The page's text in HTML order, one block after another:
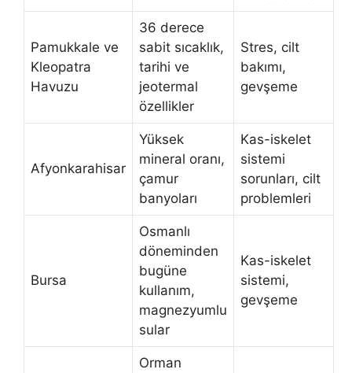
Pamukkale ve
Kleopatra
Havuzu
36 derece
sabit sıcaklık,
tarihi ve
jeotermal
özellikler
Stres, cilt
bakımı,
gevşeme
Afyonkarahisar
Yüksek
mineral oranı,
çamur
banyoları
Kas-iskelet
sistemi
sorunları, cilt
problemleri
Bursa
Osmanlı
döneminden
bugüne
kullanım,
magnezyumlu
sular
Kas-iskelet
sistemi,
gevşeme
Orman